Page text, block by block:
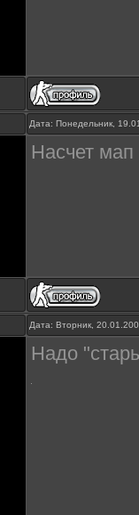
Дата: Понедельник,
Насчет
Дата: Вторник,
Надо